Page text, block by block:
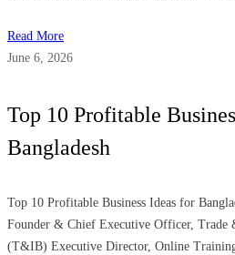
Read More
June 6, 2026
Top 10 Profitable
Bangladesh
Top 10 Profitable Business Ideas for
Founder & Chief Executive Officer, Trade
(T&IB) Executive Director, Online